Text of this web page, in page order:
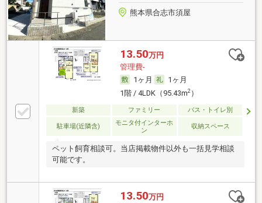
熊本県合志市須屋
13.50万円
管理費-
1ヶ月
1ヶ月
1階 / 4LDK（95.43m2）
新築 ファミリー バス・トイレ別
駐車場(近隣含)
モニタ付インターホ
ン
収納スペース
ペット飼育相談可。当店掲載物件以外も一括見学相談
可能です。
13.50万円